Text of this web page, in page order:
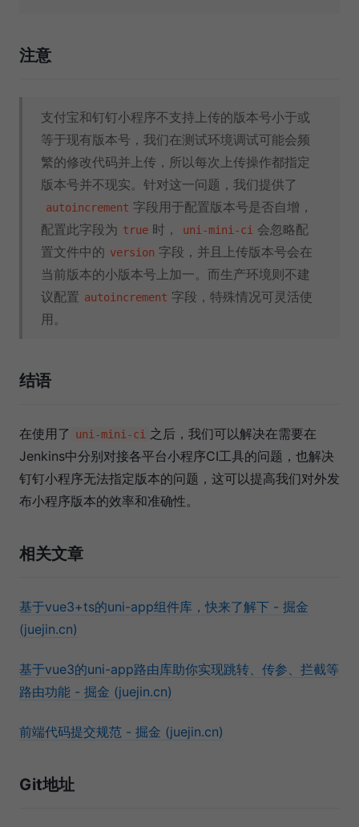
注意
支付宝和钉钉小程序不支持上传的版本号小于或
等于现有版本号，我们在测试环境调试可能会频
繁的修改代码并上传，所以每次上传操作都指定
版本号并不现实。针对这一问题，我们提供了
autoincrement 字段用于配置版本号是否自增，
配置此字段为 true 时， uni-mini-ci 会忽略配
置文件中的 version 字段，并且上传版本号会在
当前版本的小版本号上加一。而生产环境则不建
议配置 autoincrement 字段，特殊情况可灵活使
用。
结语
在使用了 uni-mini-ci 之后，我们可以解决在需要在
Jenkins中分别对接各平台小程序CI工具的问题，也解决
钉钉小程序无法指定版本的问题，这可以提高我们对外发
布小程序版本的效率和准确性。
相关文章
基于vue3+ts的uni-app组件库，快来了解下 - 掘金
(juejin.cn)
基于vue3的uni-app路由库助你实现跳转、传参、拦截等
路由功能 - 掘金 (juejin.cn)
前端代码提交规范 - 掘金 (juejin.cn)
Git地址